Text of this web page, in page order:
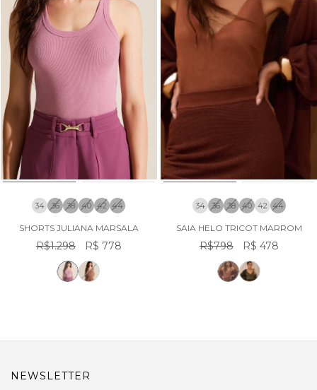
34 36 38 40 42 44
SHORTS JULIANA MARSALA
R$1.298 R$ 778
34 36 38 40 42 44
SAIA HELO TRICOT MARROM
R$798 R$ 478
NEWSLETTER